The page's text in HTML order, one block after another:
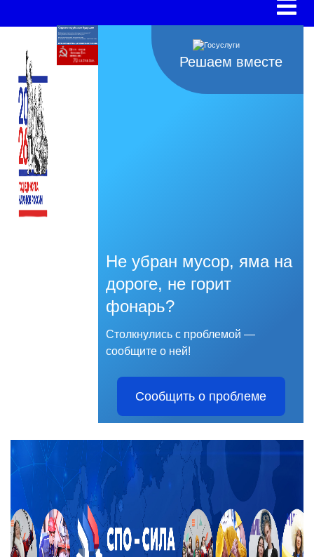
Решаем вместе
Не убран мусор, яма на
дороге, не горит
фонарь?
Столкнулись с проблемой —
сообщите о ней!
Сообщить о проблеме